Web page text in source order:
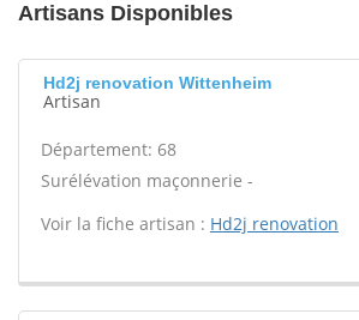
Artisans Disponibles
Hd2j renovation Wittenheim
Artisan
Département: 68
Surélévation maçonnerie -
Voir la fiche artisan : Hd2j renovation